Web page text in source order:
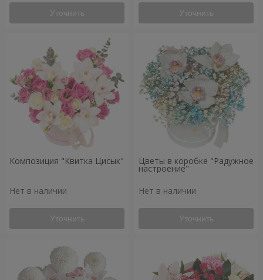
Уточнить Уточнить
Композиция "Квитка Цисык"
Нет в наличии
Уточнить
Цветы в коробке "Радужное
настроение"
Нет в наличии
Уточнить